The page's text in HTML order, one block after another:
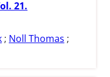
21.
; Noll Thomas ;